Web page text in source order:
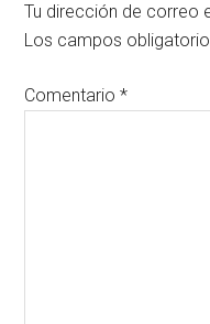
los
lectores
Tu dirección de correo
Los campos
Comentario*